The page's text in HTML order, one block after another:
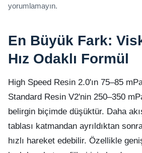
yorumlamayın.
En Büyük Fark:
Hız Odaklı Formül
High Speed Resin 2.0'ın 75–85
Standard Resin V2'nin 250–350
belirgin biçimde düşüktür. Daha
tablası katmandan ayrıldıktan
hızlı hareket edebilir. Özellikle